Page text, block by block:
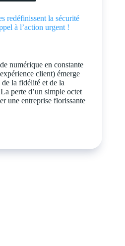
redéfinissent la sécurité
à l’action urgent !
numérique en constante
client) émerge
la fidélité et de la
perte d’un simple octet
une entreprise florissante